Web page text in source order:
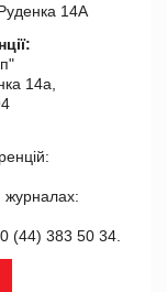
14А
14а,
журналах:
(44) 383 50 34.